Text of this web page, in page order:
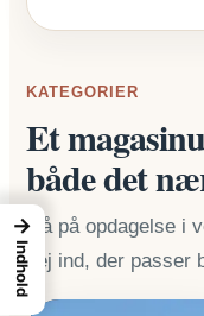
KATEGORIER
Et
både det
Gå på opdagelse i
vej ind, der passer
→
Indhold